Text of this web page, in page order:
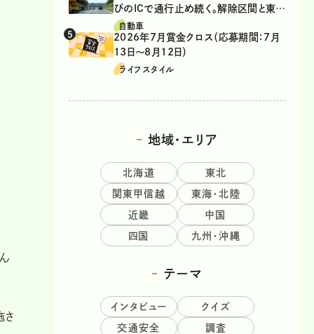
さ
びのICで通行止め続く。解除区間と東九
州道の迂回ルート
自動車
2026年7月賞金クロス（応募期間：7月
13日～8月12日）
ライフスタイル
地域・エリア
北海道 東北
関東甲信越 東海・北陸
近畿 中国
四国 九州・沖縄
テーマ
インタビュー クイズ
交通安全 調査